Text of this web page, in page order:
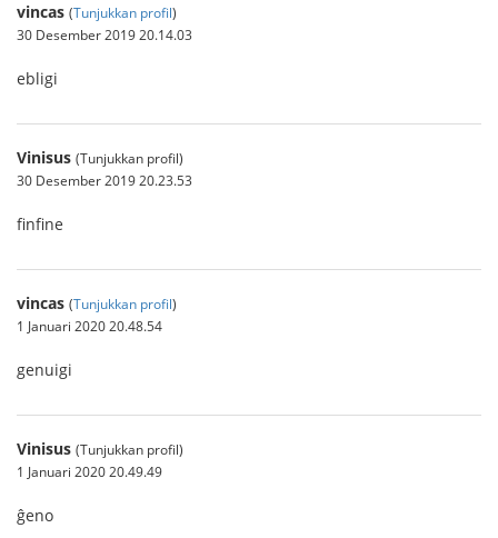
vincas (Tunjukkan profil)
30 Desember 2019 20.14.03
ebligi
Vinisus (Tunjukkan profil)
30 Desember 2019 20.23.53
finfine
vincas (Tunjukkan profil)
1 Januari 2020 20.48.54
genuigi
Vinisus (Tunjukkan profil)
1 Januari 2020 20.49.49
ĝeno